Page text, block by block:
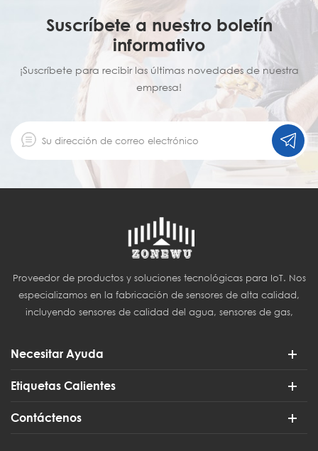
Suscríbete a nuestro boletín
informativo
¡Suscríbete para recibir las últimas novedades de nuestra
empresa!
Proveedor de productos y soluciones tecnológicas para IoT. Nos
especializamos en la fabricación de sensores de alta calidad,
incluyendo sensores de calidad del agua, sensores de gas,
Necesitar Ayuda
Etiquetas Calientes
Contáctenos